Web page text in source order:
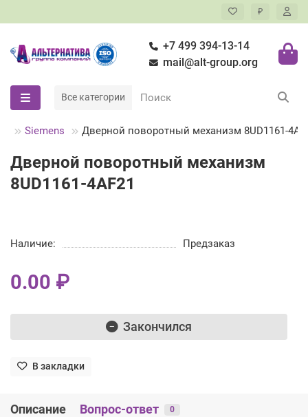
₽
+7 499 394-13-14
mail@alt-group.org
Все категории
Siemens Дверной поворотный механизм 8UD1161-
Дверной поворотный механизм
8UD1161-4AF21
Наличие: Предзаказ
0.00 ₽
Закончился
В закладки
Описание Вопрос-ответ 0